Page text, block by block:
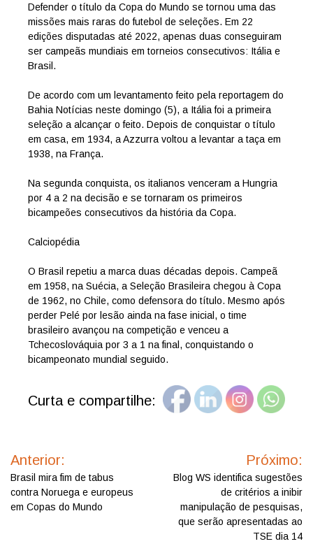
Defender o título da Copa do Mundo se tornou uma das
missões mais raras do futebol de seleções. Em 22
edições disputadas até 2022, apenas duas conseguiram
ser campeãs mundiais em torneios consecutivos: Itália e
Brasil.
De acordo com um levantamento feito pela reportagem do
Bahia Notícias neste domingo (5), a Itália foi a primeira
seleção a alcançar o feito. Depois de conquistar o título
em casa, em 1934, a Azzurra voltou a levantar a taça em
1938, na França.
Na segunda conquista, os italianos venceram a Hungria
por 4 a 2 na decisão e se tornaram os primeiros
bicampeões consecutivos da história da Copa.
Calciopédia
O Brasil repetiu a marca duas décadas depois. Campeã
em 1958, na Suécia, a Seleção Brasileira chegou à Copa
de 1962, no Chile, como defensora do título. Mesmo após
perder Pelé por lesão ainda na fase inicial, o time
brasileiro avançou na competição e venceu a
Tchecoslováquia por 3 a 1 na final, conquistando o
bicampeonato mundial seguido.
Curta e compartilhe:
de
Anterior:
Brasil mira fim de tabus
contra Noruega e europeus
em Copas do Mundo
Próximo:
Blog WS identifica sugestões
de critérios a inibir
manipulação de pesquisas,
que serão apresentadas ao
TSE dia 14